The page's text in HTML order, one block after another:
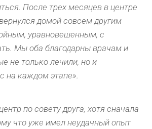
После трех месяцев в центре
домой совсем другим
уравновешенным, с
Мы оба благодарны врачам и
не только лечили, но и
на каждом этапе».
по совету друга, хотя сначала
что уже имел неудачный опыт